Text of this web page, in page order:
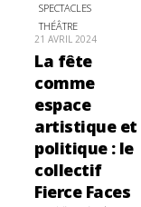
SPECTACLES
THÉÂTRE
21 AVRIL 2024
La fête
comme
espace
artistique et
politique : le
collectif
Fierce Faces